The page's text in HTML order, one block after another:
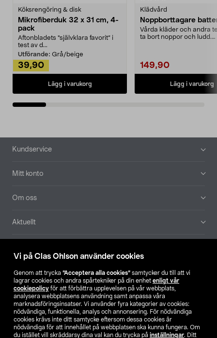
Vi på Clas Ohlson använder cookies
Genom att trycka ”Acceptera alla cookies” samtycker du till att vi
lagrar cookies och andra spårtekniker på din enhet enligt vår
cookiepolicy för att förbättra upplevelsen på vår webbplats,
analysera webbplatsens användning samt anpassa våra
marknadsföringsinsatser. Vi använder fyra kategorier av cookies:
nödvändiga, funktionella, analys och annonsering. För nödvändiga
cookies krävs inte ditt samtycke eftersom dessa cookies är
nödvändiga för att innehållet på webbplatsen ska kunna fungera. Om
du istället vill skräddarsy dina val kan du trycka på inställningar. Ditt
Köksrengöring & disk
Mikrofiberduk 32 x 31 cm, 4-
pack
Aftonbladets "självklara favorit” i
test av d...
Utförande: Grå/beige
39,90
Lägg i varukorg
Klädvård
Noppborttagare
Vårda kläder och andra
ta bort noppor och ludd.
149,90
Lägg i varukorg
Sidfot
Kundservice
Mitt konto
Om oss
Aktuellt
Hitta butik
SE NO FI